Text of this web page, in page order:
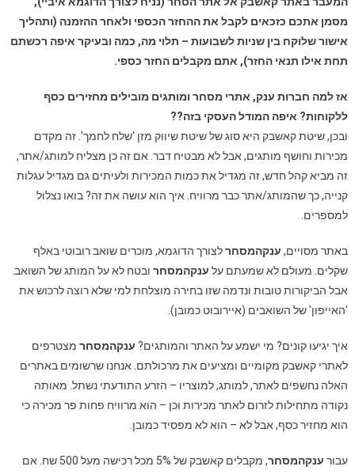
מסמן אתכם כזכאים לקבל את ההחזר הכספי ולאחר ההזמנה (ותהליך
אישור שלוקח בין שניות לשבועות – תלוי מה, כמה ובעיקר איפה רכשתם
תחת אילו תנאי החזר), אתם מקבלים החזר כספי.
אז למה חברות ענק, אתרי מסחר ומותגים מובילים מחזירים כסף
ללקוחות? איפה המודל העסקי בזה??
ובכן, שיטת קאשבק היא סוג של שיטת שיווק מזן 'שלח לחמך'. זה מקדם
מכירות וחושף מותגים, אבל לא מבטיח דבר. אם זה כן מצליח למותג/אתר,
זה מביא קהל חדש, זה מגדיל את כמות המכירות ולעיתים גם מגדיל עגלות
קנייה, כך שהמותג/אתר כבר מרוויח. איך הוא עושה את זה? בואו נצלול
למספרים.
באתר מסויים, ענקהמסחרלצורך הדוגמא, מוכרים שואב רובוטי באלף
שקלים. מעולם לא שמעתם על ענקהמסחרובטח לא על המותג של השואב.
אבל הביקורות טובות ונדמה שזו בחירה מוצלחת למי שלא רוצה לרכוש את
'האייפון' של השואבים (איירובוט כמובן).
איך יגיעו קונים? מי ישמע על האתר והמותגים? ענקהמסחרמצטרפים
לאתרי קאשבק מקומיים ומציעים את מרכולתם. אנחנו שרשומים באתרים
האלה נחשפים לאתר, למותג, למוצריו – הזרע התודעתי נשתל. מאותה
נקודה מתחילות לזרום לאתר מכירות וכן – הוא מרוויח פחות פר מכירה כי
הוא מחזיר כסף, אבל לא – הוא לא מפסיד כמובן.
עבור ענקהמסחר
, מקבלים קאשבק של 5% מכל רכישה מעל 500 שח. אם